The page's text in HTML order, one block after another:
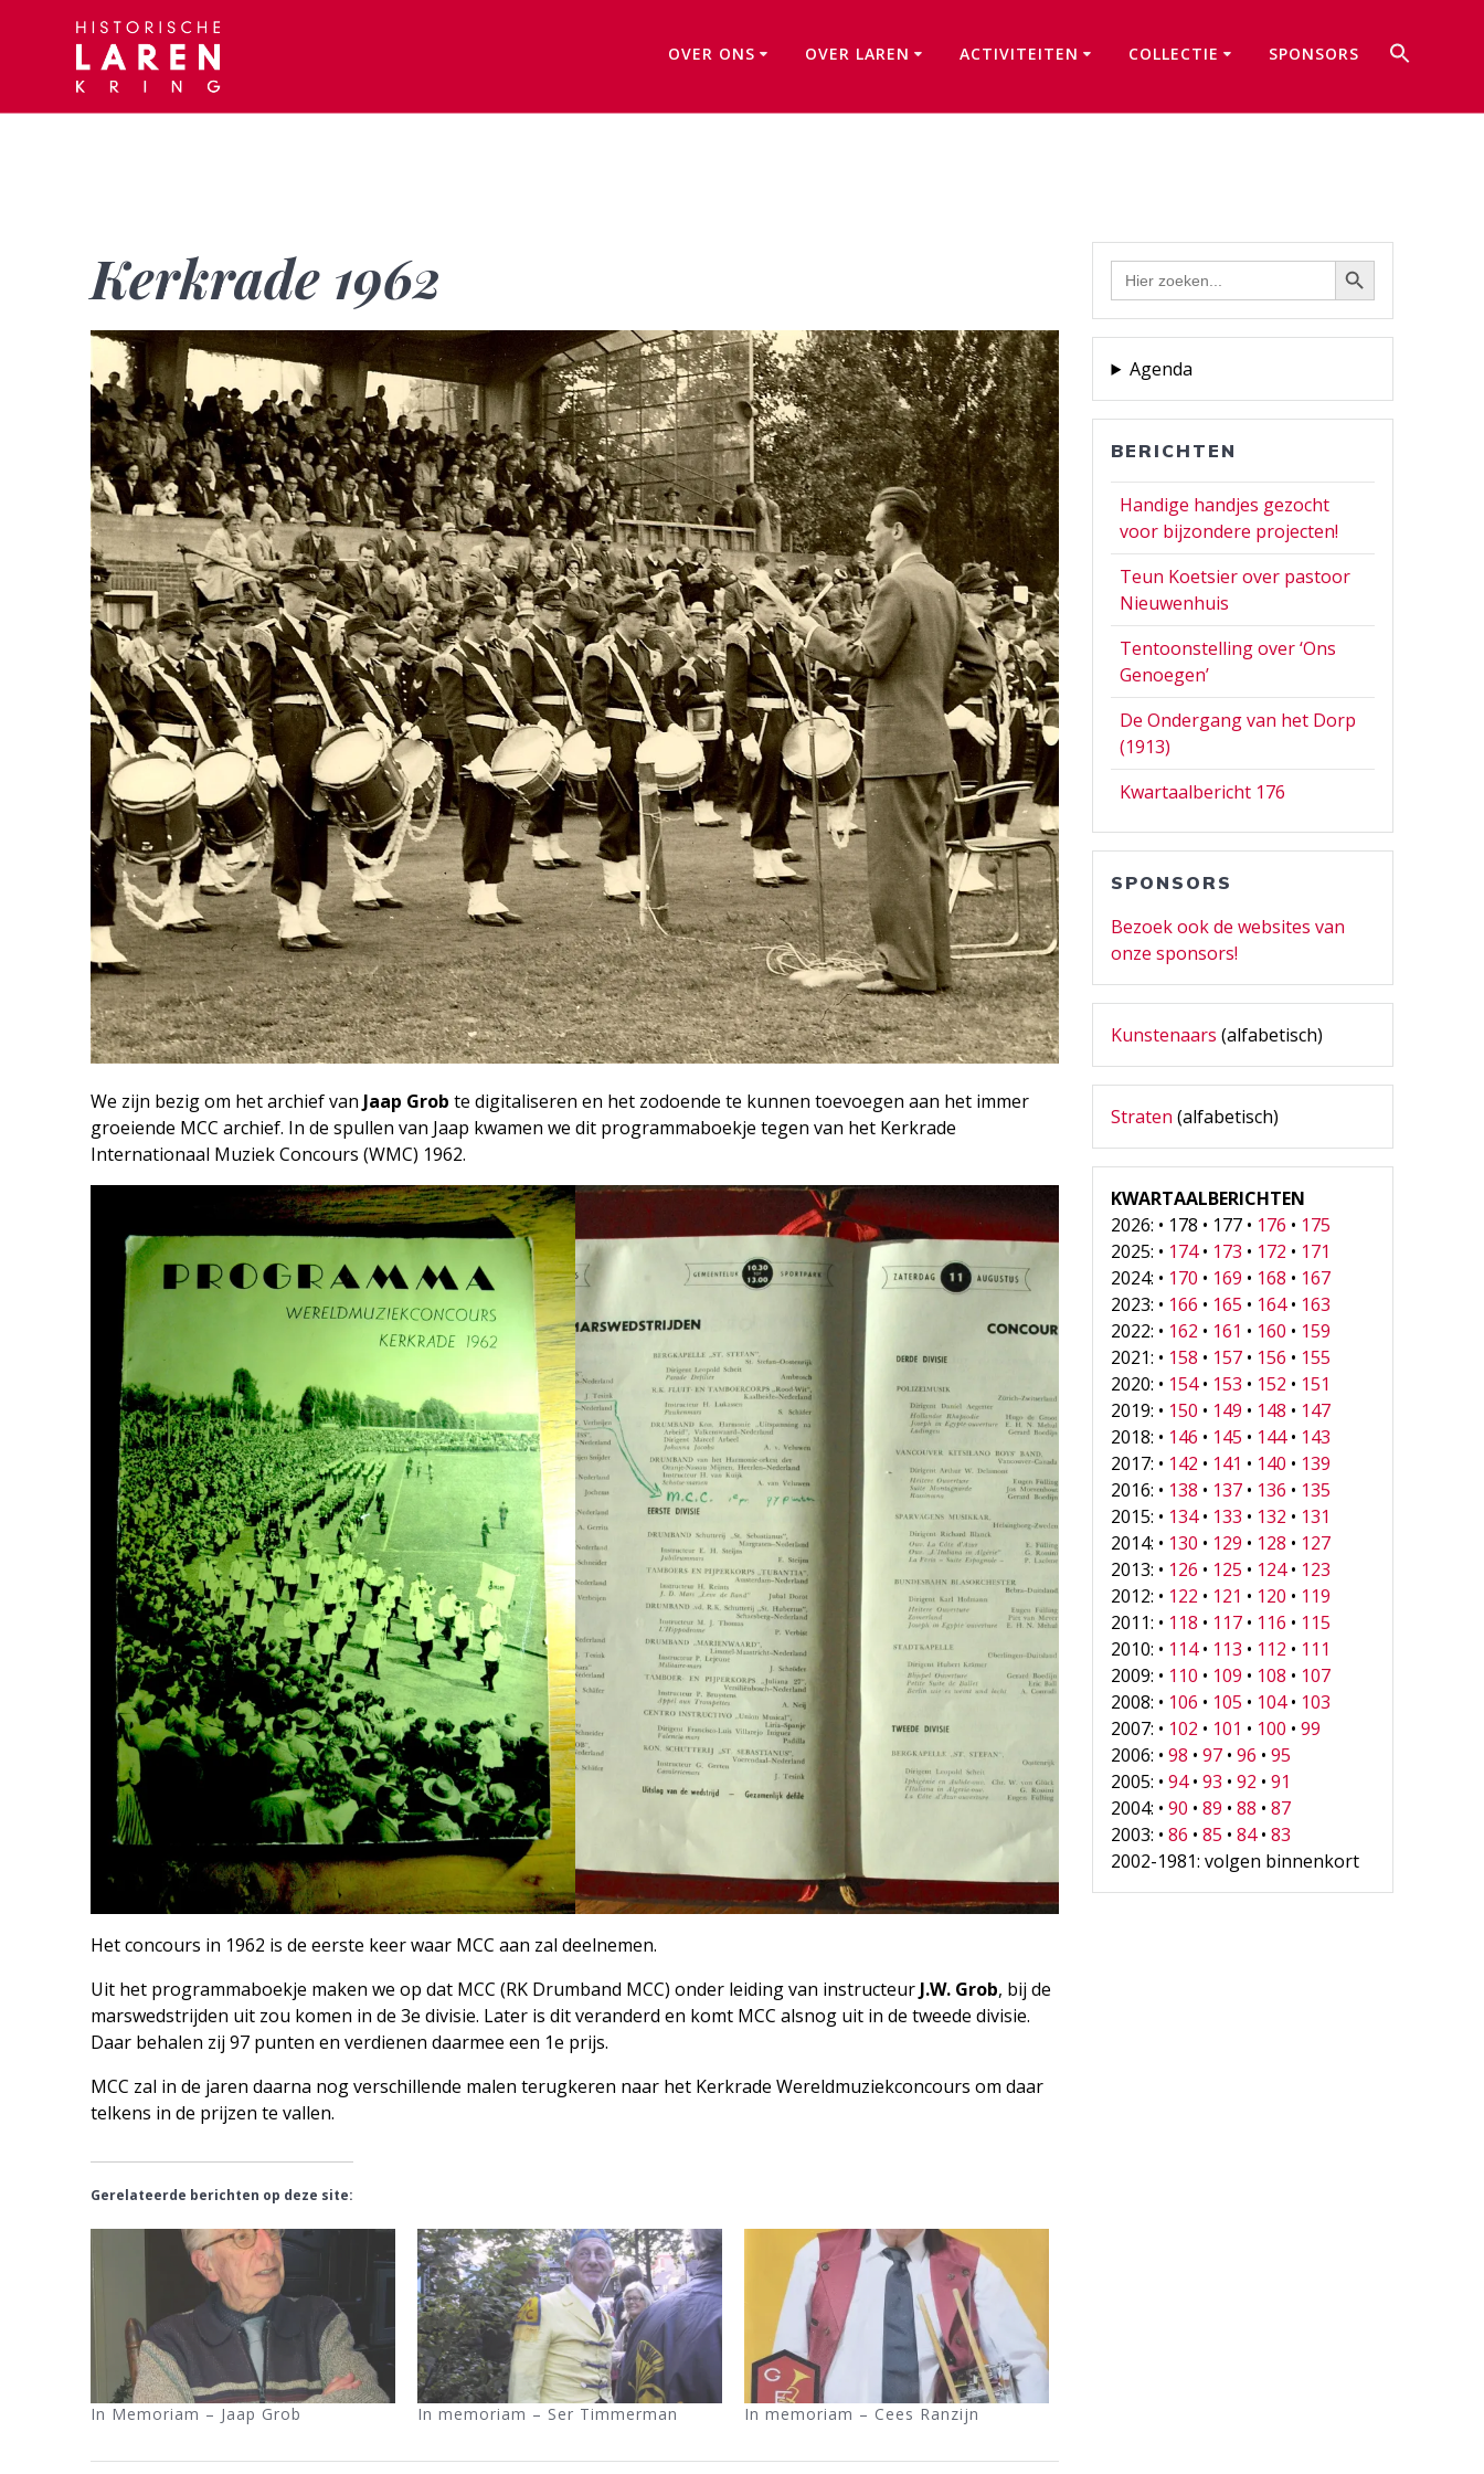
OVER ONS OVER LAREN ACTIVITEITEN COLLECTIE SPONSORS
Kerkrade 1962
We zijn bezig om het archief vanJaap Grob te digitaliseren en het zodoende te kunnen toevoegen aan het immer
groeiende MCC archief. In de spullen van Jaap kwamen we dit programmaboekje tegen van het Kerkrade
Internationaal Muziek Concours (WMC) 1962.
Het concours in 1962 is de eerste keer waar MCC aan zal deelnemen.
Uit het programmaboekje maken we op dat MCC (RK Drumband MCC) onder leiding van instructeur J.W. Grob, bij de
marswedstrijden uit zou komen in de 3e divisie. Later is dit veranderd en komt MCC alsnog uit in de tweede divisie.
Daar behalen zij 97 punten en verdienen daarmee een 1e prijs.
MCC zal in de jaren daarna nog verschillende malen terugkeren naar het Kerkrade Wereldmuziekconcours om daar
telkens in de prijzen te vallen.
Gerelateerde berichten op deze site:
In Memoriam – Jaap Grob In memoriam – Ser Timmerman In memoriam – Cees Ranzijn
Zoek
naar:
Zoekknop
Agenda
BERICHTEN
Handige handjes gezocht
voor bijzondere projecten!
Teun Koetsier over pastoor
Nieuwenhuis
Tentoonstelling over ‘Ons
Genoegen’
De Ondergang van het Dorp
(1913)
Kwartaalbericht 176
SPONSORS
Bezoek ook de websites van
onze sponsors!
Kunstenaars (alfabetisch)
Straten (alfabetisch)
KWARTAALBERICHTEN
2026: • 178 • 177 • 176 • 175
2025: • 174• 173 • 172 • 171
2024: • 170 • 169 • 168 • 167
2023: • 166 • 165 • 164• 163
2022: • 162 • 161 • 160 • 159
2021: • 158 • 157 • 156 • 155
2020: • 154• 153 • 152 • 151
2019: • 150 • 149 • 148 • 147
2018: • 146 • 145 • 144• 143
2017: • 142 • 141 • 140 • 139
2016: • 138 • 137 • 136 • 135
2015: • 134• 133 • 132 • 131
2014: • 130 • 129 • 128 • 127
2013: • 126 • 125 • 124• 123
2012: • 122 • 121 • 120 • 119
2011: • 118 • 117 • 116 • 115
2010: • 114• 113 • 112 • 111
2009: • 110 • 109 • 108 • 107
2008: • 106 • 105 • 104• 103
2007: • 102 • 101 • 100 •99
2006: •98 •97 •96 •95
2005: •94•93 •92 •91
2004: •90 •89 •88 •87
2003: •86 •85 •84•83
2002-1981: volgen binnenkort